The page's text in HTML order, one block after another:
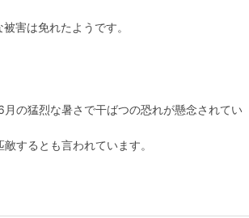
害は免れたようです。
の猛烈な暑さで干ばつの恐れが懸念されてい
するとも言われています。